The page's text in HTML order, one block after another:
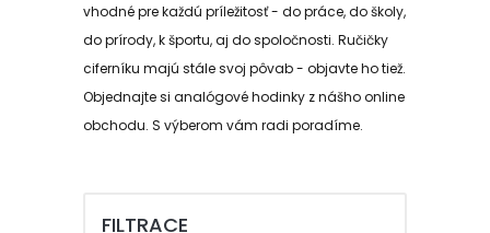
FILTRACE
vhodné pre každú príležitosť - do práce, do školy,
do prírody, k športu, aj do spoločnosti. Ručičky
ciferníku majú stále svoj pôvab - objavte ho tiež.
Objednajte si analógové hodinky z nášho online
obchodu. S výberom vám radi poradíme.